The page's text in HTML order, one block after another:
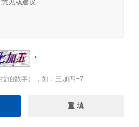
伯数字），如：三加四=7